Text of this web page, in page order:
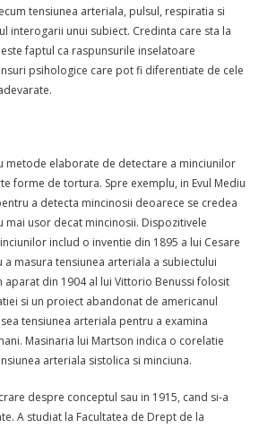
tensiunea arteriala, pulsul, respiratia si
interogarii unui subiect. Credinta care sta la
faptul ca raspunsurile inselatoare
psihologice care pot fi diferentiate de cele
metode elaborate de detectare a minciunilor
forme de tortura. Spre exemplu, in Evul Mediu
a detecta mincinosii deoarece se credea
mai usor decat mincinosii. Dispozitivele
includ o inventie din 1895 a lui Cesare
masura tensiunea arteriala a subiectului
aparat din 1904 al lui Vittorio Benussi folosit
si un proiect abandonat de americanul
tensiunea arteriala pentru a examina
Masinaria lui Martson indica o corelatie
arteriala sistolica si minciuna.
despre conceptul sau in 1915, cand si-a
A studiat la Facultatea de Drept de la